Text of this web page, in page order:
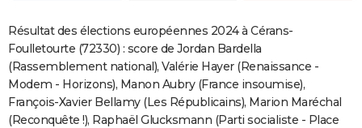
AVIS DE DÉCÈS
FORUM
Bricolage
Lifestyle
Culture
Sport
Auto
Television
Voyage
Cinema
Résultat des élections européennes 2024 à Cérans-
Foulletourte (72330) : score de Jordan Bardella
(Rassemblement national), Valérie Hayer (Renaissance -
Modem - Horizons), Manon Aubry (France insoumise),
François-Xavier Bellamy (Les Républicains), Marion Maréchal
(Reconquête !), Raphaël Glucksmann (Parti socialiste - Place